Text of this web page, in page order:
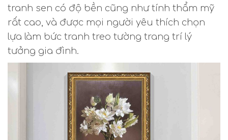
tranh sen có độ bền cũng như tính thẩm mỹ
rất cao, và được mọi người yêu thích chọn
lựa làm bức tranh treo tường trang trí lý
tưởng gia đình.